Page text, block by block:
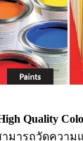
Quality
ามารถวัดความ